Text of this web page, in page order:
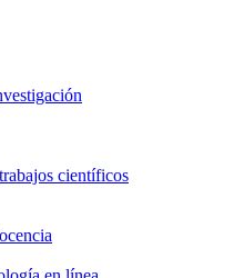
científicos